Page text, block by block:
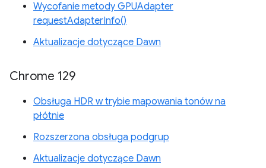
Wycofanie metody GPUAdapter
requestAdapterInfo()
Aktualizacje dotyczące Dawn
Chrome 129
Obsługa HDR w trybie mapowania tonów na
płótnie
Rozszerzona obsługa podgrup
Aktualizacje dotyczące Dawn